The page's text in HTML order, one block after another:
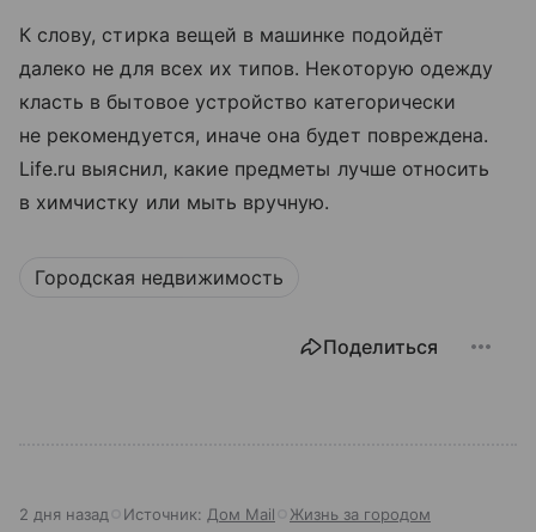
К слову, стирка вещей в машинке подойдёт
далеко не для всех их типов. Некоторую одежду
класть в бытовое устройство категорически
не рекомендуется, иначе она будет повреждена.
Life.ru выяснил, какие предметы лучше относить
в химчистку или мыть вручную.
Городская недвижимость
Поделиться
2 дня назад Источник: Дом Mail Жизнь за городом